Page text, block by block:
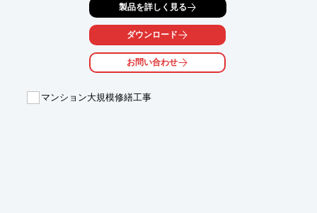
製品を詳しく見る
ダウンロード
お問い合わせ
マンション大規模修繕工事